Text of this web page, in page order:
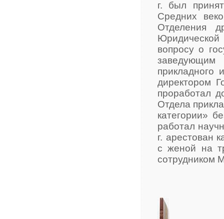
г. был
Средних
Отделения
вопросу о
заведующим
прикладного
директором
проработал
Отдела
категории»
работал
г. арестован
с женой на
сотрудником